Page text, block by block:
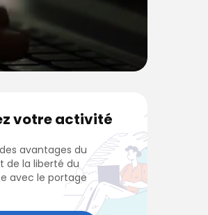
votre activité
avantages du
de la liberté du
avec le portage